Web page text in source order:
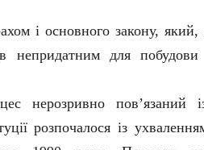
і основного закону,
непридатним для побудови
нерозривно пов’язаний
розпочалося із